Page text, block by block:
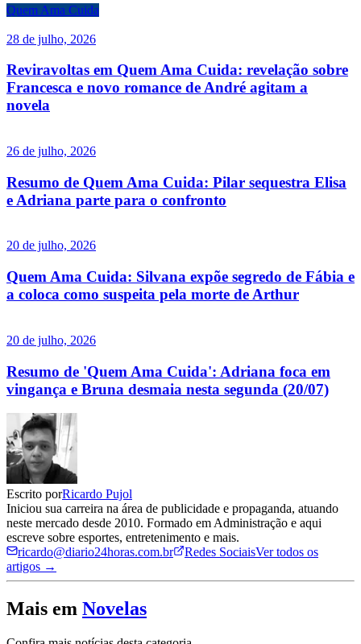
Quem Ama Cuida
28 de julho, 2026
Reviravoltas em Quem Ama Cuida: revelação sobre
Francesca e novo romance de André agitam a
novela
26 de julho, 2026
Resumo de Quem Ama Cuida: Pilar sequestra Elisa
e Adriana parte para o confronto
20 de julho, 2026
Quem Ama Cuida: Silvana expõe segredo de Fábia e
a coloca como suspeita pela morte de Arthur
20 de julho, 2026
Resumo de 'Quem Ama Cuida': Adriana foca em
vingança e Bruna desmaia nesta segunda (20/07)
Escrito porRicardo Pujol
Iniciou sua carreira na área de publicidade e propaganda, atuando
neste mercado desde 2010. Formado em Administração e aqui
escreve sobre esportes, entretenimento e mais.
ricardo@diario24horas.com.br
Redes SociaisVer todos os
artigos →
Mais em Novelas